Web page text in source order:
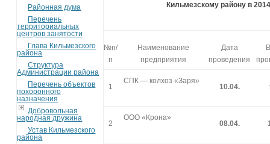
Районная дума
Перечень
территориальных
центров занятости
Глава Кильмезского
района
Структура
Администрации района
Перечень объектов
похоронного
назначения
Добровольная
народная дружина
Устав Кильмезского
района
Кильмезскому району в
№п/
п
Наименование
предприятия
Дата
проведения
1
СПК — колхоз «Заря»
10.04.
2
ООО «Крона»
08.04.